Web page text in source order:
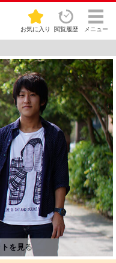
お気に入り 閲覧履歴 メニュー